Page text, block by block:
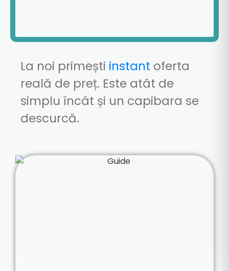
La noi primești instant oferta
reală de preț. Este atât de
simplu încât și un capibara se
descurcă.